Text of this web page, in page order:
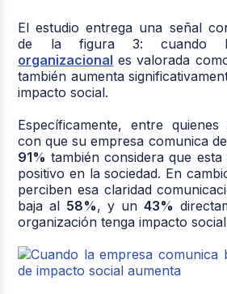
El estudio entrega una señal
de la figura 3: cuando
organizacional es valorada
también aumenta
impacto social.
Específicamente, entre
con que su empresa comunica
91% también considera que
positivo en la sociedad. En
perciben esa claridad
baja al 58%, y un 43%
organización tenga impacto